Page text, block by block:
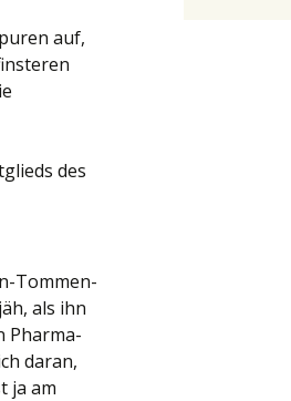
auf,
des
Tommen-
als ihn
Pharma-
daran,
ja am